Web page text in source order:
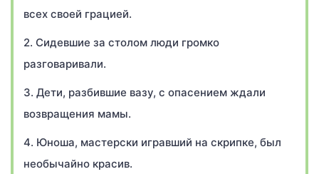
всех своей грацией.
2. Сидевшие за столом люди громко
разговаривали.
3. Дети, разбившие вазу, с опасением ждали
возвращения мамы.
4. Юноша, мастерски игравший на скрипке, был
необычайно красив.